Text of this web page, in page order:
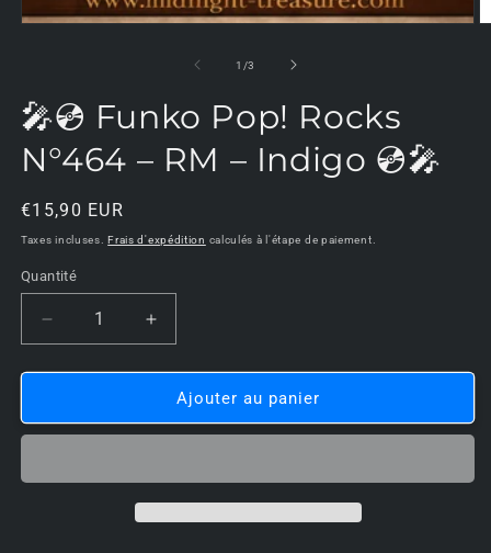
1 /de
3
🎤💿 Funko Pop! Rocks
N°464 – RM – Indigo 💿🎤
Prix
habituel
€15,90 EUR
Taxes incluses.Frais d'expédition calculés à l'étape de paiement.
Quantité
Réduire
la
quantité
🎤
Augmenter
la
quantité
🎤
Pop!
Rocks
Ajouter au panier